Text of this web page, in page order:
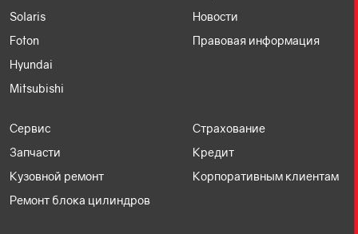
Solaris
Foton
Hyundai
Mitsubishi
Новости
Правовая информация
Сервис
Запчасти
Кузовной ремонт
Ремонт блока цилиндров
Страхование
Кредит
Корпоративным клиентам